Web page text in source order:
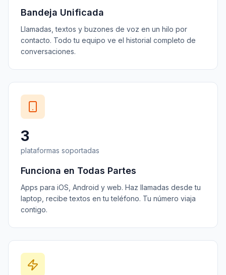
Bandeja Unificada
Llamadas, textos y buzones de voz en un hilo por
contacto. Todo tu equipo ve el historial completo de
conversaciones.
3
plataformas soportadas
Funciona en Todas Partes
Apps para iOS, Android y web. Haz llamadas desde tu
laptop, recibe textos en tu teléfono. Tu número viaja
contigo.